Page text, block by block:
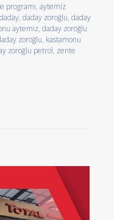
programı,aytemiz
daday,daday zoroğlu,daday
aytemiz,daday zoroğlu
zoroğlu, kastamonu
zoroğlu petrol, zente